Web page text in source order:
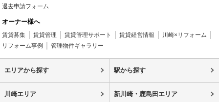
退去申請フォーム
オーナー様へ
賃貸募集 賃貸管理 賃貸管理サポート 賃貸経営情報
川崎×リフォーム
リフォーム事例
管理物件ギャラリー
エリアから探す 駅から探す
川崎エリア 新川崎・鹿島田エリア